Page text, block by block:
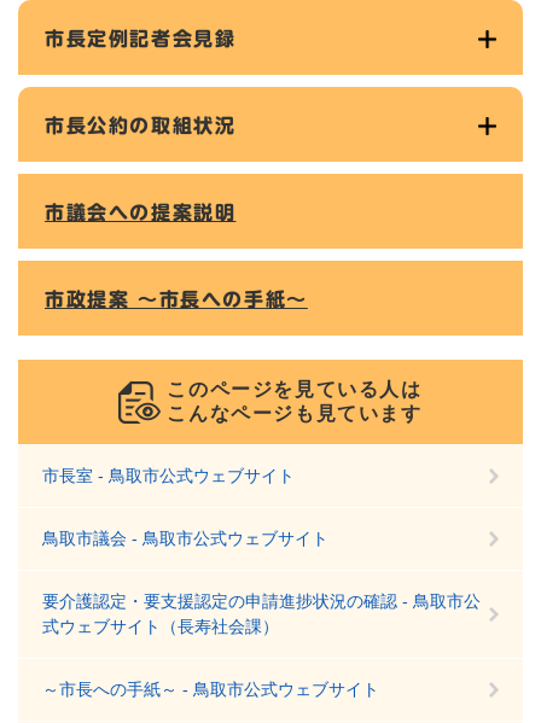
市長定例記者会見録
市長公約の取組状況
市議会への提案説明
市政提案 ～市長への手紙～
このページを見ている人は
こんなページも見ています
市長室 - 鳥取市公式ウェブサイト
鳥取市議会 - 鳥取市公式ウェブサイト
要介護認定・要支援認定の申請進捗状況の確認 - 鳥取市公
式ウェブサイト（長寿社会課）
～市長への手紙～ - 鳥取市公式ウェブサイト